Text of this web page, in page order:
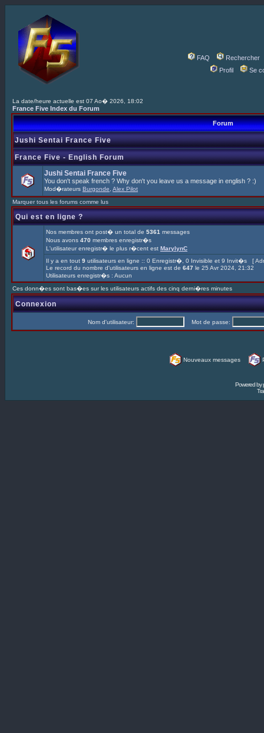
FAQ
Rechercher
Profil
Se
La date/heure actuelle est 07 Ao� 2026, 18:02
France Five Index du Forum
Forum
Jushi Sentai France Five
France Five - English Forum
Jushi Sentai France Five
You don't speak french ? Why don't you leave us a message in english ? :)
Mod�rateurs Burgonde Alex Pilot
Marquer tous les forums comme lus
Qui est en ligne ?
Nos membres ont post� un total de 5361 messages
Nous avons 470 membres enregistr�s
L'utilisateur enregistr� le plus r�cent est MarylynC
Il y a en tout 9 utilisateurs en ligne :: 0 Enregistr�, 0 Invisible et 9 Invit�s [
Le record du nombre d'utilisateurs en ligne est de 647 le 25 Avr 2024, 21:32
Utilisateurs enregistr�s : Aucun
Ces donn�es sont bas�es sur les utilisateurs actifs des cinq derni�res minutes
Connexion
Nom d'utilisateur: Mot de passe:
Nouveaux messages
Powered by